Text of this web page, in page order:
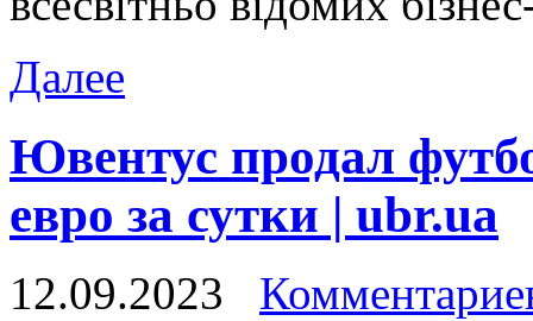
Далее
Ювентус продал
евро за сутки | ubr.ua
12.09.2023